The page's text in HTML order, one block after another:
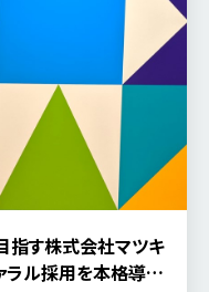
指す株式会社マツキ
ラル採用を本格導入